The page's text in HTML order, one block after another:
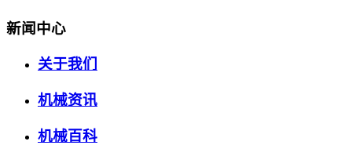
新闻中心
关于我们
机械资讯
机械百科